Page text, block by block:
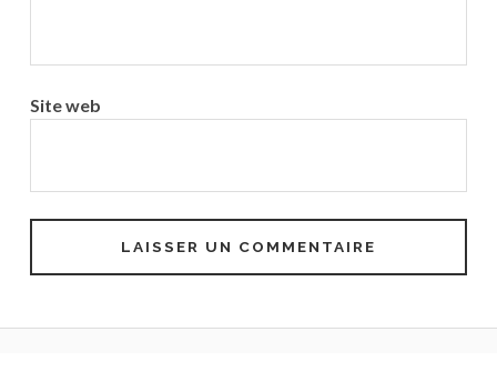
Site web